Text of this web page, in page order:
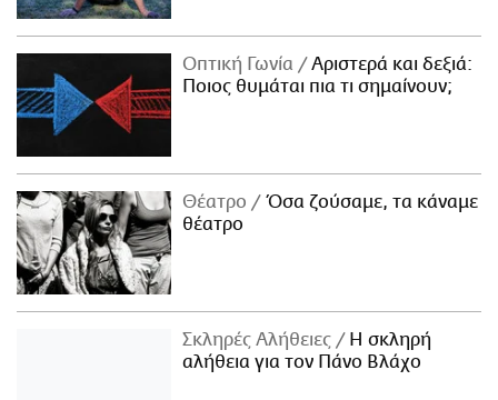
Οπτική Γωνία
Αριστερά και δεξιά:
Ποιος θυμάται πια τι σημαίνουν;
Θέατρο
Όσα ζούσαμε, τα κάναμε
θέατρο
Σκληρές Αλήθειες
H σκληρή
αλήθεια για τον Πάνο Βλάχο